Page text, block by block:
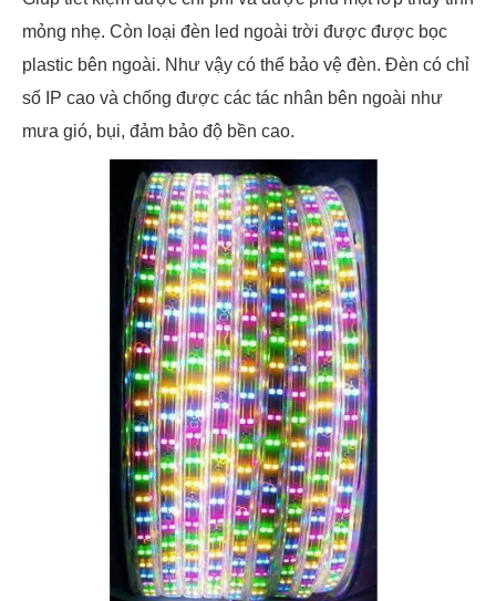
mỏng nhẹ. Còn loại đèn led ngoài trời được được bọc
plastic bên ngoài. Như vậy có thể bảo vệ đèn. Đèn có chỉ
số IP cao và chống được các tác nhân bên ngoài như
mưa gió, bụi, đảm bảo độ bền cao.